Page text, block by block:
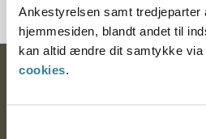
Ankestyrelsen samt tredjeparter
hjemmesiden, blandt andet til
kan altid ændre dit samtykke via
cookies.
Ankestyrelsen